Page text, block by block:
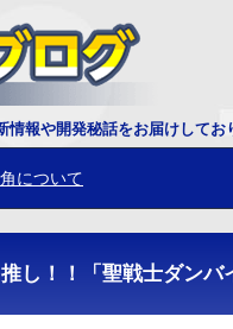
報や開発秘話をお届けしてお
について
リケラトプスの頭部を組むの
し！！「聖戦士ダンバ